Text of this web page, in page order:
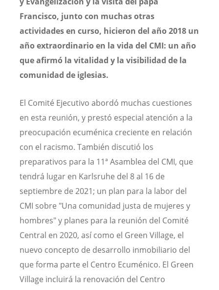
Francisco, junto con muchas otras
actividades en curso, hicieron del año 2018 un
año extraordinario en la vida del CMI: un año
que afirmó la vitalidad y la visibilidad de la
comunidad de iglesias.
El Comité Ejecutivo abordó muchas cuestiones
en esta reunión, y prestó especial atención a la
preocupación ecuménica creciente en relación
con el racismo. También discutió los
preparativos para la 11ª Asamblea del CMI, que
tendrá lugar en Karlsruhe del 8 al 16 de
septiembre de 2021; un plan para la labor del
CMI sobre "Una comunidad justa de mujeres y
hombres" y planes para la reunión del Comité
Central en 2020, así como el Green Village, el
nuevo concepto de desarrollo inmobiliario del
que forma parte el Centro Ecuménico. El Green
Village incluirá la renovación del Centro